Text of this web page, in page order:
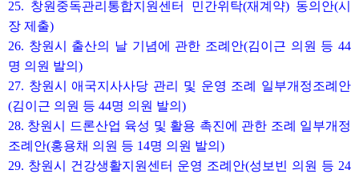
25. 창원중독관리통합지원센터 민간위탁(재계약) 동의안(시
장 제출)
26. 창원시 출산의 날 기념에 관한 조례안(김이근 의원 등 44
명 의원 발의)
27. 창원시 애국지사사당 관리 및 운영 조례 일부개정조례안
(김이근 의원 등 44명 의원 발의)
28. 창원시 드론산업 육성 및 활용 촉진에 관한 조례 일부개정
조례안(홍용채 의원 등 14명 의원 발의)
29. 창원시 건강생활지원센터 운영 조례안(성보빈 의원 등 24